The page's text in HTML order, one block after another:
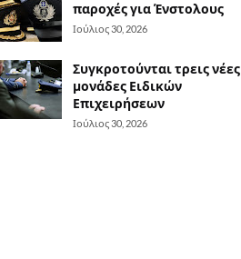
παροχές για Ένστολους
Ιούλιος 30, 2026
Συγκροτούνται τρεις νέες
μονάδες Ειδικών
Επιχειρήσεων
Ιούλιος 30, 2026